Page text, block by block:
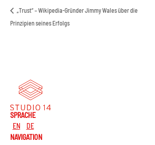
„Trust“ – Wikipedia-Gründer Jimmy Wales über die
Prinzipien seines Erfolgs
SPRACHE
EN
DE
NAVIGATION